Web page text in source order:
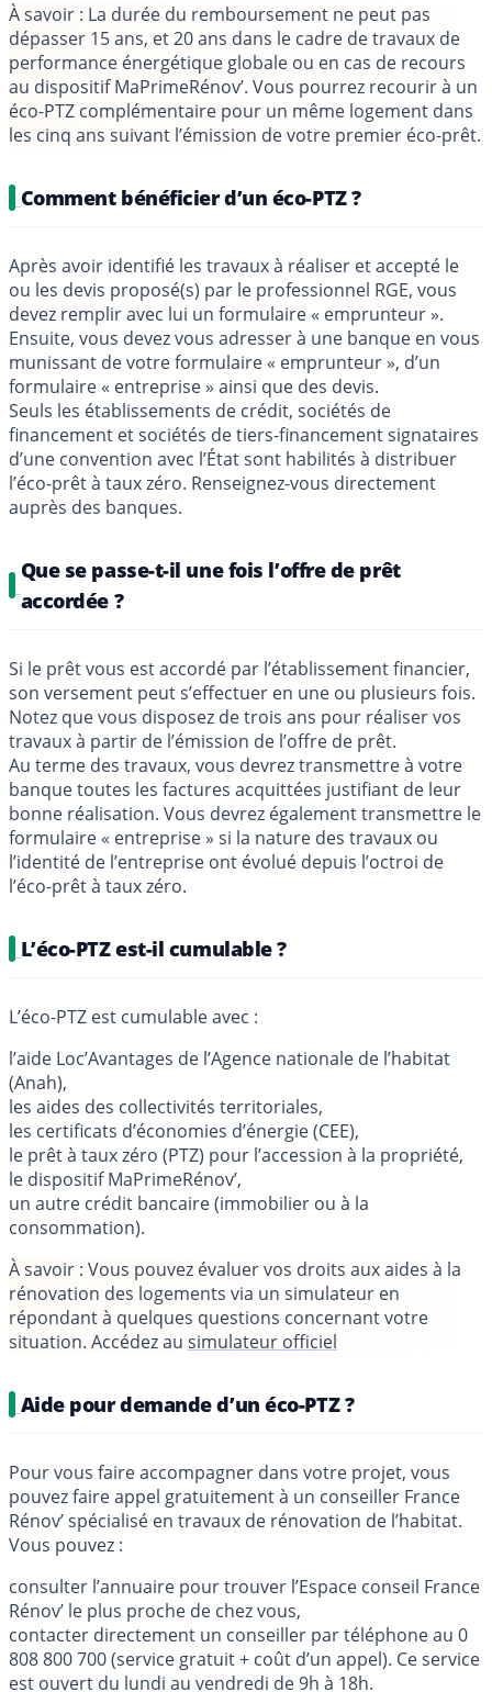
À savoir : La durée du remboursement ne peut pas
dépasser 15 ans, et 20 ans dans le cadre de travaux de
performance énergétique globale ou en cas de recours
au dispositif MaPrimeRénov’. Vous pourrez recourir à un
éco-PTZ complémentaire pour un même logement dans
les cinq ans suivant l’émission de votre premier éco-prêt.
Comment bénéficier d’un éco-PTZ ?
Après avoir identifié les travaux à réaliser et accepté le
ou les devis proposé(s) par le professionnel RGE, vous
devez remplir avec lui un formulaire « emprunteur ».
Ensuite, vous devez vous adresser à une banque en vous
munissant de votre formulaire « emprunteur », d’un
formulaire « entreprise » ainsi que des devis.
Seuls les établissements de crédit, sociétés de
financement et sociétés de tiers-financement signataires
d’une convention avec l’État sont habilités à distribuer
l’éco-prêt à taux zéro. Renseignez-vous directement
auprès des banques.
Que se passe-t-il une fois l’offre de prêt
accordée ?
Si le prêt vous est accordé par l’établissement financier,
son versement peut s’effectuer en une ou plusieurs fois.
Notez que vous disposez de trois ans pour réaliser vos
travaux à partir de l’émission de l’offre de prêt.
Au terme des travaux, vous devrez transmettre à votre
banque toutes les factures acquittées justifiant de leur
bonne réalisation. Vous devrez également transmettre le
formulaire « entreprise » si la nature des travaux ou
l’identité de l’entreprise ont évolué depuis l’octroi de
l’éco-prêt à taux zéro.
L’éco-PTZ est-il cumulable ?
L’éco-PTZ est cumulable avec :
l’aide Loc’Avantages de l’Agence nationale de l’habitat
(Anah),
les aides des collectivités territoriales,
les certificats d’économies d’énergie (CEE),
le prêt à taux zéro (PTZ) pour l’accession à la propriété,
le dispositif MaPrimeRénov’,
un autre crédit bancaire (immobilier ou à la
consommation).
À savoir : Vous pouvez évaluer vos droits aux aides à la
rénovation des logements via un simulateur en
répondant à quelques questions concernant votre
situation. Accédez au simulateur officiel
Aide pour demande d’un éco-PTZ ?
Pour vous faire accompagner dans votre projet, vous
pouvez faire appel gratuitement à un conseiller France
Rénov’ spécialisé en travaux de rénovation de l’habitat.
Vous pouvez :
consulter l’annuaire pour trouver l’Espace conseil France
Rénov’ le plus proche de chez vous,
contacter directement un conseiller par téléphone au 0
808 800 700 (service gratuit + coût d’un appel). Ce service
est ouvert du lundi au vendredi de 9h à 18h.